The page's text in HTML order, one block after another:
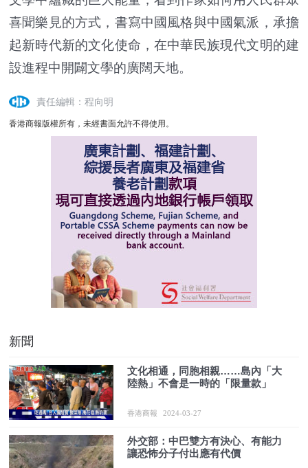
喜聞樂見的方式，書寫中國風格與中國氣派，承擔
起新時代新的文化使命，在中華民族現代文明的建
設進程中開闢文學的廣闊天地。
責任編輯：程向明
香港商報版權所有，未經書面允許不得使用。
新聞
文化相通，同胞相親……島內「大
陸熱」不會是一時的「限量款」
香港商報 2024-03-27
外交部：中巴雙方有決心、有能力
讓恐怖分子付出應有代價